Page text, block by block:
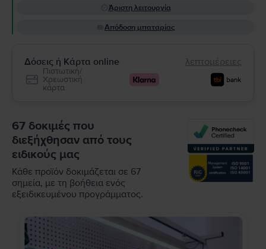
Άριστη λειτουργία
Απόδοση μπαταρίας
Δόσεις ή Κάρτα online λεπτομέρειες
Πιστωτική/
Χρεωστική
κάρτα
67 δοκιμές που
διεξήχθησαν από τους
ειδικούς μας
Κάθε προϊόν δοκιμάζεται σε 67
σημεία, με τη βοήθεια ενός
εξειδικευμένου προγράμματος.